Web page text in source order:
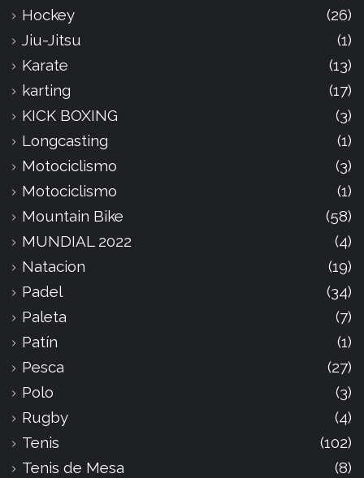
Hockey
(26)
Jiu-Jitsu
(1)
Karate
(13)
karting
(17)
KICK BOXING
(3)
Longcasting
(1)
Motociclismo
(3)
Motociclismo
(1)
Mountain Bike
(58)
MUNDIAL 2022
(4)
Natacion
(19)
Padel
(34)
Paleta
(7)
Patín
(1)
Pesca
(27)
Polo
(3)
Rugby
(4)
Tenis
(102)
Tenis de Mesa
(8)